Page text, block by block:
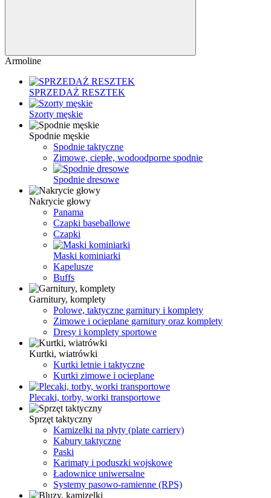
Armoline
SPRZEDAŻ RESZTEK
Szorty męskie
Spodnie męskie
Spodnie taktyczne
Zimowe, ciepłe, wodoodporne spodnie
Spodnie dresowe
Nakrycie głowy
Panama
Czapki baseballowe
Czapki
Maski kominiarki
Kapelusze
Buffs
Garnitury, komplety
Polowe, taktyczne garnitury i komplety
Zimowe i ocieplane garnitury oraz komplety
Dresy i komplety sportowe
Kurtki, wiatrówki
Kurtki letnie i taktyczne
Kurtki zimowe i ocieplane
Plecaki, torby, worki transportowe
Sprzęt taktyczny
Kamizelki na płyty (plate carriery)
Kabury taktyczne
Paski
Karimaty i poduszki wojskowe
Ładownice uniwersalne
Systemy pasowo-ramienne (RPS)